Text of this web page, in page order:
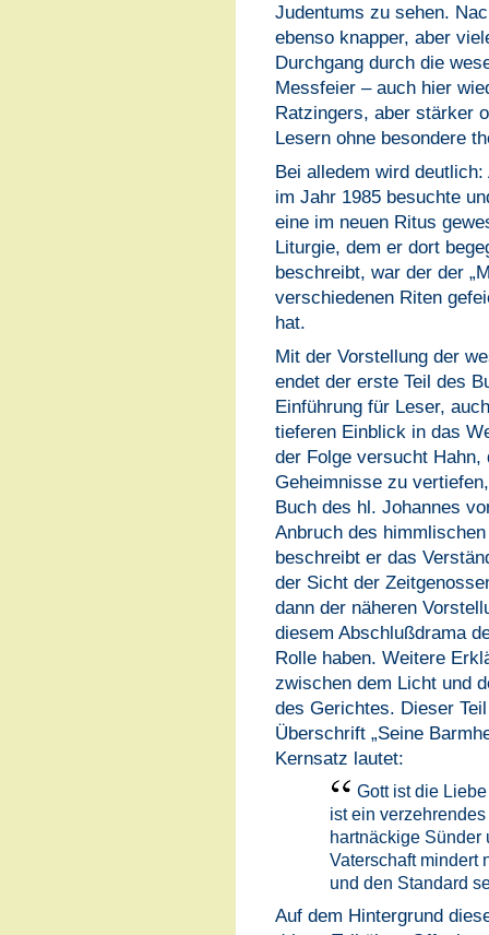
Judentums zu sehen.
ebenso knapper, aber
Durchgang durch die
Messfeier – auch hier
Ratzingers, aber stärker
Lesern ohne besondere
Bei alledem wird
im Jahr 1985 besuchte
eine im neuen Ritus
Liturgie, dem er dort
beschreibt, war der der
verschiedenen Riten
hat.
Mit der Vorstellung der
endet der erste Teil des
Einführung für Leser,
tieferen Einblick in das
der Folge versucht
Geheimnisse zu
Buch des hl. Johannes
Anbruch des
beschreibt er das
der Sicht der
dann der näheren
diesem Abschlußdrama
Rolle haben. Weitere
zwischen dem Licht und
des Gerichtes. Dieser
Überschrift „Seine
Kernsatz lautet:
Gott ist die
ist ein
hartnäckige Sünder
Vaterschaft mindert
und den Standard
Auf dem Hintergrund